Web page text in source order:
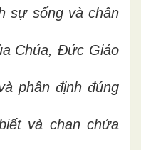
sự sống và chân
Chúa, Đức Giáo
phân định đúng
và chan chứa